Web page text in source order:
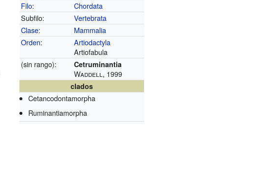
Filo:
Chordata
Subfilo:
Vertebrata
Clase:
Mammalia
Orden:
Artiodactyla
Artiofabula
(sin rango):
Cetruminantia
Waddell, 1999
clados
Cetancodontamorpha
Ruminantiamorpha